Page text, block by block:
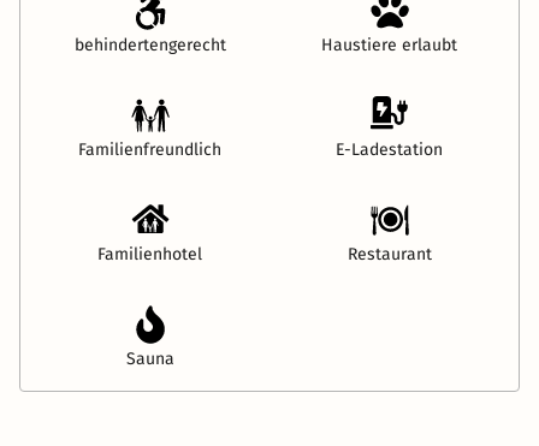
behindertengerecht Haustiere erlaubt
Familienfreundlich E-Ladestation
Familienhotel Restaurant
Sauna